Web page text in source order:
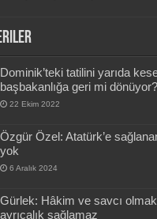
Dominik’teki tatilini yarıda
başbakanlığa geri mi dönüyor?
22 Ekim 2022
Özgür Özel: Atatürk’e
yok
6 Aralık 2024
Gürlek: Hâkim ve savcı
ayrıcalık sağlamaz